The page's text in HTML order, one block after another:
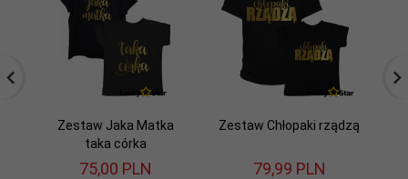
Zestaw Jaka Matka
taka córka
75,00 PLN
Zestaw Chłopaki rządzą
79,99 PLN